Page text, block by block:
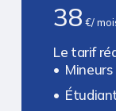
38 €/
Le tarif
Mineurs